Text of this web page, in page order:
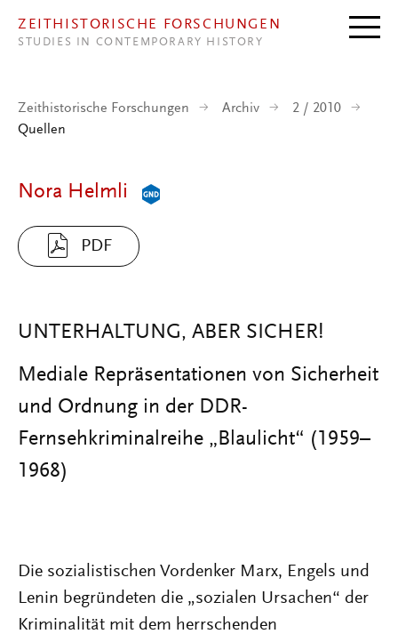
ZEITHISTORISCHE FORSCHUNGEN
STUDIES IN CONTEMPORARY HISTORY
Zeithistorische Forschungen Archiv
2 / 2010
Quellen
Nora Helmli
PDF
UNTERHALTUNG, ABER SICHER!
Mediale Repräsentationen von Sicherheit
und Ordnung in der DDR-
Fernsehkriminalreihe „Blaulicht“ (1959–
1968)
Die sozialistischen Vordenker Marx, Engels und
Lenin begründeten die „sozialen Ursachen“ der
Kriminalität mit dem herrschenden